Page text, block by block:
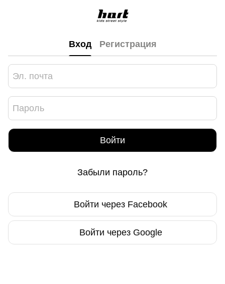
Вход Регистрация
Войти
Забыли пароль?
Войти через Facebook
Войти через Google